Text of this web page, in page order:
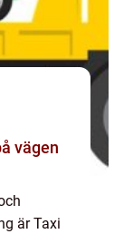
är Taxi